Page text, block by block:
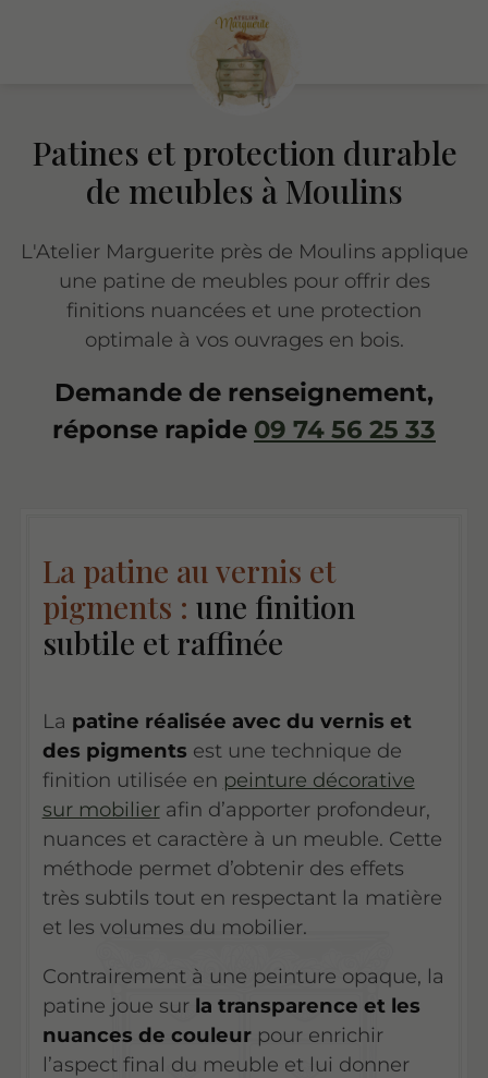
Patines et protection durable
de meubles à Moulins
L'Atelier Marguerite près de Moulins applique
une patine de meubles pour offrir des
finitions nuancées et une protection
optimale à vos ouvrages en bois.
Demande de renseignement,
réponse rapide 09 74 56 25 33
La patine au vernis et
pigments : une finition
subtile et raffinée
La patine réalisée avec du vernis et
des pigments est une technique de
finition utilisée en peinture décorative
sur mobilierafin d’apporter profondeur,
nuances et caractère à un meuble. Cette
méthode permet d’obtenir des effets
très subtils tout en respectant la matière
et les volumes du mobilier.
Contrairement à une peinture opaque, la
patine joue sur la transparence et les
nuances de couleur pour enrichir
l’aspect final du meuble et lui donner